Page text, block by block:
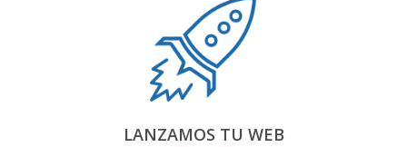
LANZAMOS TU WEB